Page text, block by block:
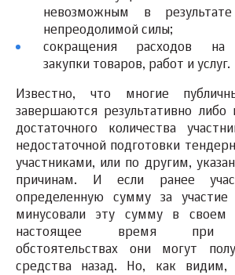
невозможным в результате
непреодолимой силы;
сокращения расходов на
закупки товаров, работ и услуг.
Известно, что многие
завершаются результативно либо
достаточного количества
недостаточной подготовки
участниками, или по другим,
причинам. И если ранее
определенную сумму за
минусовали эту сумму в
настоящее время при
обстоятельствах они могут
средства назад. Но, как видим,